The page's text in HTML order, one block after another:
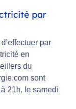
par
par
en
du
sont
21h, le samedi